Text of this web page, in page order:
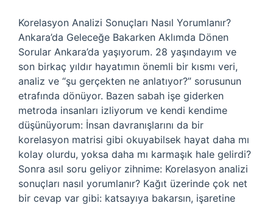
Korelasyon Analizi Sonuçları Nasıl Yorumlanır?
Ankara’da Geleceğe Bakarken Aklımda Dönen
Sorular Ankara’da yaşıyorum. 28 yaşındayım ve
son birkaç yıldır hayatımın önemli bir kısmı veri,
analiz ve “şu gerçekten ne anlatıyor?” sorusunun
etrafında dönüyor. Bazen sabah işe giderken
metroda insanları izliyorum ve kendi kendime
düşünüyorum: İnsan davranışlarını da bir
korelasyon matrisi gibi okuyabilsek hayat daha mı
kolay olurdu, yoksa daha mı karmaşık hale gelirdi?
Sonra asıl soru geliyor zihnime: Korelasyon analizi
sonuçları nasıl yorumlanır? Kağıt üzerinde çok net
bir cevap var gibi: katsayıya bakarsın, işaretine